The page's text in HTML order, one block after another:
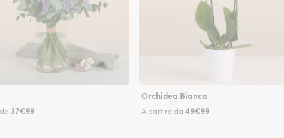
37€99
Orchidea Bianca
A partire da 49€99